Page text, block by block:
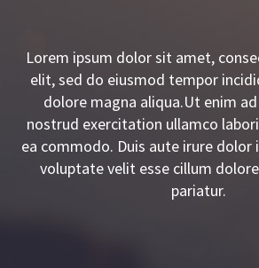
Lorem ipsum dolor sit amet,
elit, sed do eiusmod tempor
dolore magna aliqua.Ut enim
nostrud exercitation ullamco
ea commodo. Duis aute irure dolor
voluptate velit esse cillum
pariatur.